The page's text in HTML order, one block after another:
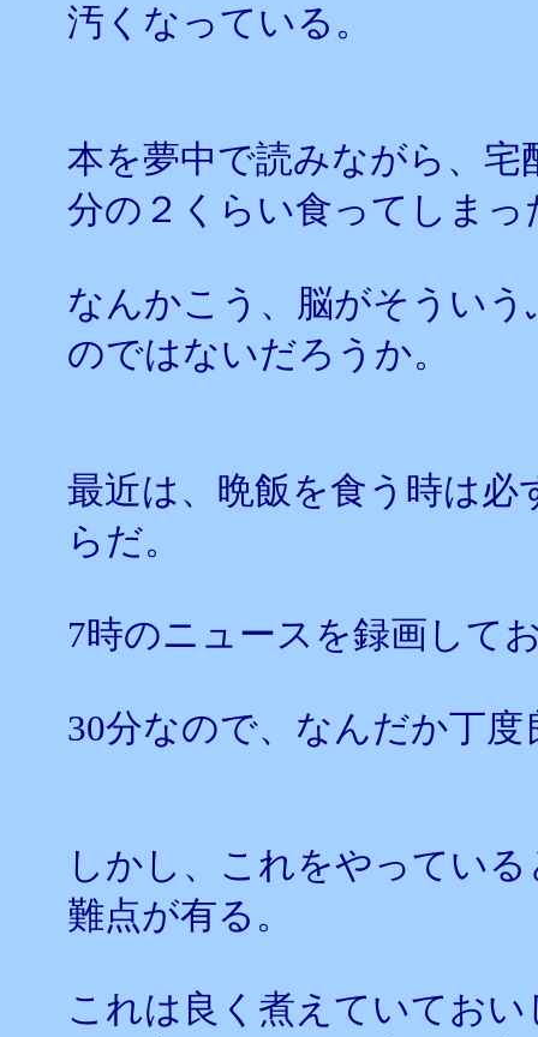
汚くなっている。
本を夢中で読みながら、
分の２くらい食ってしまっ
なんかこう、脳がそうい
のではないだろうか。
最近は、晩飯を食う時は
らだ。
7時のニュースを録画して
30分なので、なんだか丁度
しかし、これをやってい
難点が有る。
これは良く煮えていてお